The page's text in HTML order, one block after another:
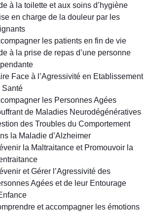
à la toilette et aux soins d’hygiène
en charge de la douleur par les
les patients en fin de vie
à la prise de repas d’une personne
Face à l’Agressivité en Etablissement
Santé
les Personnes Agées
de Maladies Neurodégénératives
des Troubles du Comportement
la Maladie d’Alzheimer
la Maltraitance et Promouvoir la
et Gérer l’Agressivité des
Agées et de leur Entourage
et accompagner les émotions